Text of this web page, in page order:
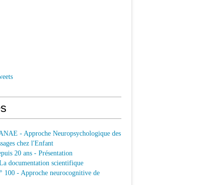
- Approche Neuropsychologique des
chez l'Enfant
20 ans - Présentation
documentation scientifique
100 - Approche neurocognitive de